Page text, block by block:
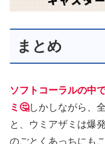
まとめ
ソフトコーラルの中
ミ🤔しかしながら、
と、ウミアザミは爆
のごとくあっちにも